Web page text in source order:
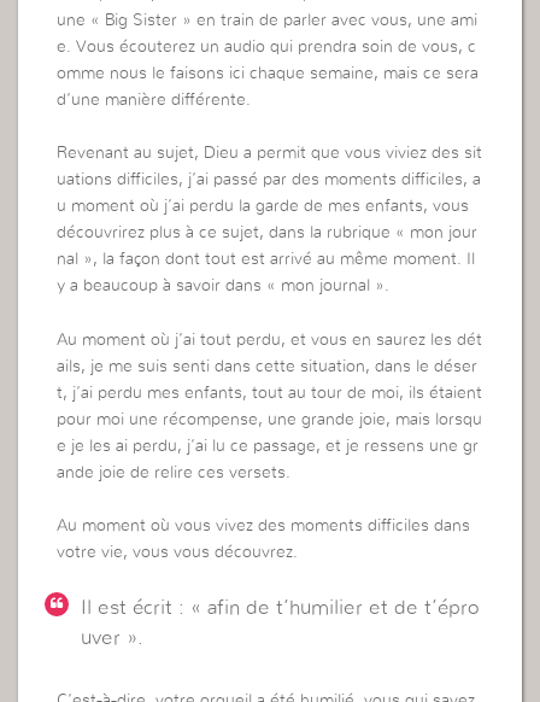
une « Big Sister » en train de parler avec vous, une ami
e. Vous écouterez un audio qui prendra soin de vous, c
omme nous le faisons ici chaque semaine, mais ce sera
d’une manière différente.
Revenant au sujet, Dieu a permit que vous viviez des sit
uations difficiles, j’ai passé par des moments difficiles, a
u moment où j’ai perdu la garde de mes enfants, vous
découvrirez plus à ce sujet, dans la rubrique « mon jour
nal », la façon dont tout est arrivé au même moment. Il
y a beaucoup à savoir dans « mon journal ».
Au moment où j’ai tout perdu, et vous en saurez les dét
ails, je me suis senti dans cette situation, dans le déser
t, j’ai perdu mes enfants, tout au tour de moi, ils étaient
pour moi une récompense, une grande joie, mais lorsqu
e je les ai perdu, j’ai lu ce passage, et je ressens une gr
ande joie de relire ces versets.
Au moment où vous vivez des moments difficiles dans
votre vie, vous vous découvrez.
Il est écrit : « afin de t’humilier et de t’épro
uver ».